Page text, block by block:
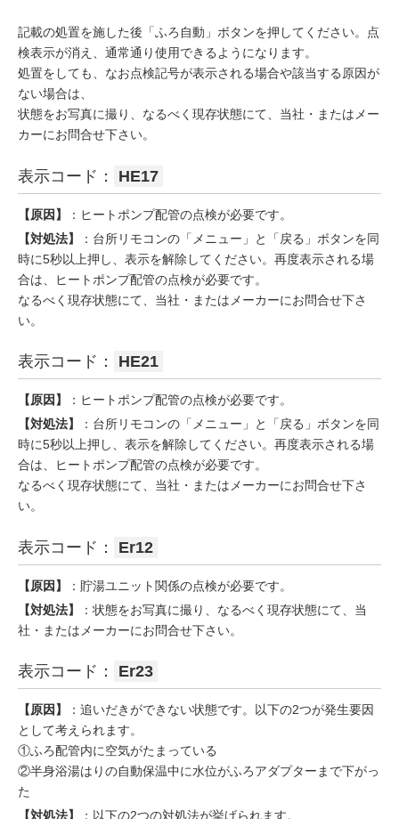
記載の処置を施した後「ふろ自動」ボタンを押してください。点
検表示が消え、通常通り使用できるようになります。
処置をしても、なお点検記号が表示される場合や該当する原因が
ない場合は、
状態をお写真に撮り、なるべく現存状態にて、当社・またはメー
カーにお問合せ下さい。
表示コード： HE17
【原因】
：ヒートポンプ配管の点検が必要です。
【対処法】
：台所リモコンの「メニュー」と「戻る」ボタンを同
時に5秒以上押し、表示を解除してください。再度表示される場
合は、ヒートポンプ配管の点検が必要です。
なるべく現存状態にて、当社・またはメーカーにお問合せ下さ
い。
表示コード： HE21
【原因】
：ヒートポンプ配管の点検が必要です。
【対処法】
：台所リモコンの「メニュー」と「戻る」ボタンを同
時に5秒以上押し、表示を解除してください。再度表示される場
合は、ヒートポンプ配管の点検が必要です。
なるべく現存状態にて、当社・またはメーカーにお問合せ下さ
い。
表示コード： Er12
【原因】
：貯湯ユニット関係の点検が必要です。
【対処法】
：状態をお写真に撮り、なるべく現存状態にて、当
社・またはメーカーにお問合せ下さい。
表示コード： Er23
【原因】
：追いだきができない状態です。以下の2つが発生要因
として考えられます。
①ふろ配管内に空気がたまっている
②半身浴湯はりの自動保温中に水位がふろアダプターまで下がっ
た
【対処法】
：以下の2つの対処法が挙げられます。